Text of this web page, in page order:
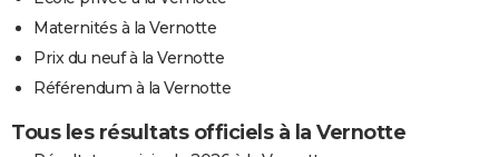
Maternités à la Vernotte
Prix du neuf à la Vernotte
Référendum à la Vernotte
Tous les résultats officiels à la Vernotte